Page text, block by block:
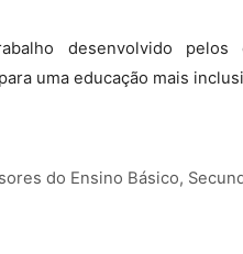
desenvolvido pelos
uma educação mais
do Ensino Básico,